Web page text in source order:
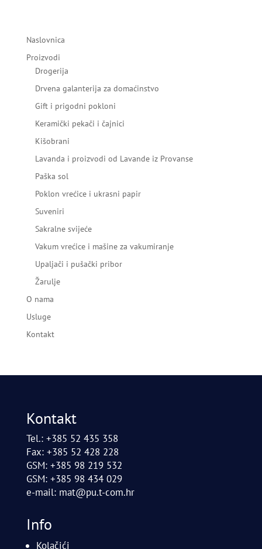
Naslovnica
Proizvodi
Drogerija
Drvena galanterija za domaćinstvo
Gift i prigodni pokloni
Keramički pekači i čajnici
Kišobrani
Lavanda i proizvodi od Lavande iz Provanse
Paška sol
Poklon vrećice i ukrasni papir
Suveniri
Sakralne svijeće
Vakum vrećice i mašine za vakumiranje
Upaljači i pušački pribor
Žarulje
O nama
Usluge
Kontakt
Kontakt
Tel.: +385 52 435 358
Fax: +385 52 428 228
GSM: +385 98 219 532
GSM: +385 98 434 029
e-mail: mat@pu.t-com.hr
Info
Kolačići